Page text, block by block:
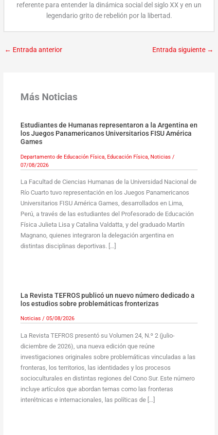
referente para entender la dinámica social del siglo XX y en un
legendario grito de rebelión por la libertad.
← Entrada anterior Entrada siguiente →
Más Noticias
Estudiantes de Humanas representaron a la Argentina en
los Juegos Panamericanos Universitarios FISU América
Games
Departamento de Educación Física, Educación Física, Noticias /
07/08/2026
La Facultad de Ciencias Humanas de la Universidad Nacional de
Río Cuarto tuvo representación en los Juegos Panamericanos
Universitarios FISU América Games, desarrollados en Lima,
Perú, a través de las estudiantes del Profesorado de Educación
Física Julieta Lisa y Catalina Valdatta, y del graduado Martín
Magnano, quienes integraron la delegación argentina en
distintas disciplinas deportivas. […]
La Revista TEFROS publicó un nuevo número dedicado a
los estudios sobre problemáticas fronterizas
Noticias / 05/08/2026
La Revista TEFROS presentó su Volumen 24, N.º 2 (julio-
diciembre de 2026), una nueva edición que reúne
investigaciones originales sobre problemáticas vinculadas a las
fronteras, los territorios, las identidades y los procesos
socioculturales en distintas regiones del Cono Sur. Este número
incluye artículos que abordan temas como las fronteras
interétnicas e internacionales, las políticas de […]